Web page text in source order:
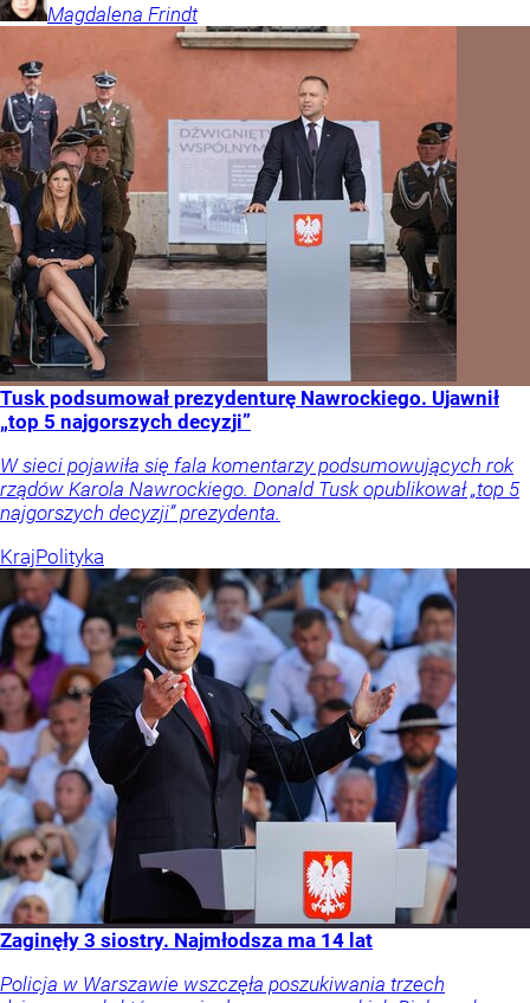
Magdalena Frindt
Tusk podsumował prezydenturę Nawrockiego. Ujawnił
„top 5 najgorszych decyzji”
W sieci pojawiła się fala komentarzy podsumowujących rok
rządów Karola Nawrockiego. Donald Tusk opublikował „top 5
najgorszych decyzji” prezydenta.
KrajPolityka
Zaginęły 3 siostry. Najmłodsza ma 14 lat
Policja w Warszawie wszczęła poszukiwania trzech